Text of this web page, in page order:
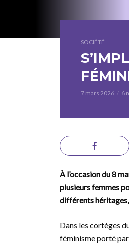
SOCIÉTÉ
7 mars 2026 6
À l’occasion du 8
plusieurs femmes
différents héritages,
Dans les cortèges
féminisme porté